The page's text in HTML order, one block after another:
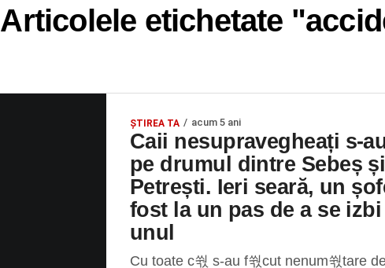
Articolele etichetate
ŞTIREA TA acum 5 ani
Caii nesupravegheați s-
pe drumul dintre Sebeș și
Petrești. Ieri seară, un
fost la un pas de a se
unul
Cu toate c쒃 s-au f쒃cut nenum쒃tare